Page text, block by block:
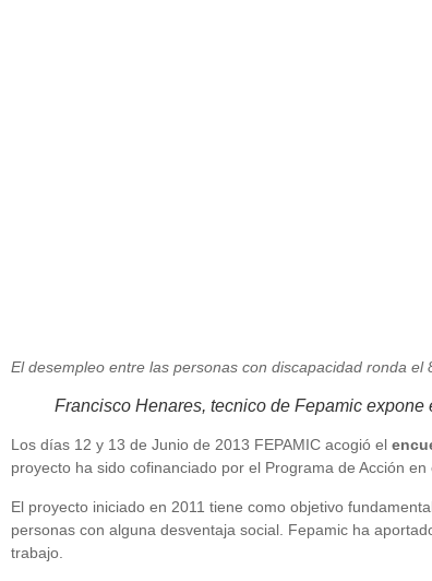
El desempleo entre las personas con discapacidad ronda
Francisco Henares, tecnico de Fepamic
Los días 12 y 13 de Junio de 2013 FEPAMIC acogió el
proyecto ha sido cofinanciado por el Programa de Acción
El proyecto iniciado en 2011 tiene como objetivo
personas con alguna desventaja social. Fepamic ha
trabajo.